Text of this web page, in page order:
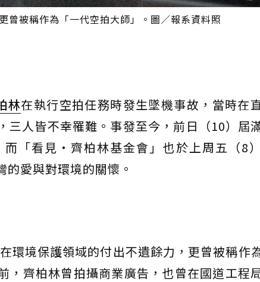
曾被稱作為「一代空拍大師」。圖／報系資料照
林在執行空拍任務時發生墜機事故，當時在
三人皆不幸罹難。事發至今，前日（10）屆
「看見‧齊柏林基金會」也於上周五（8
愛與對環境的關懷。
環境保護領域的付出不遺餘力，更曾被稱作
，齊柏林曾拍攝商業廣告，也曾在國道工程